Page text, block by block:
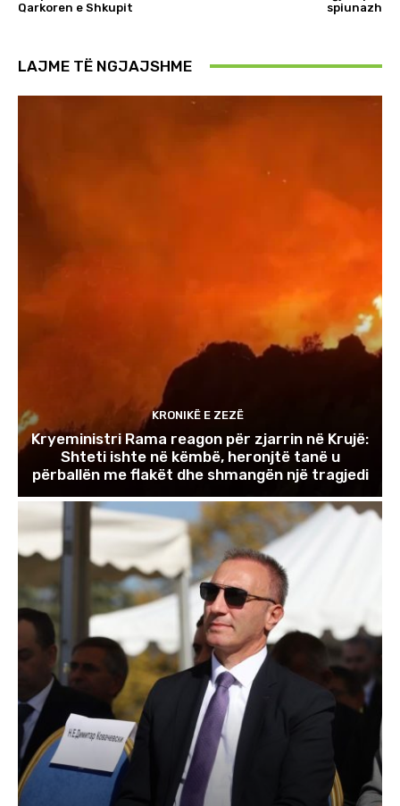
Qarkoren e Shkupit
spiunazh
LAJME TË NGJAJSHME
KRONIKË E ZEZË
Kryeministri Rama reagon për zjarrin në Krujë:
Shteti ishte në këmbë, heronjtë tanë u
përballën me flakët dhe shmangën një tragjedi